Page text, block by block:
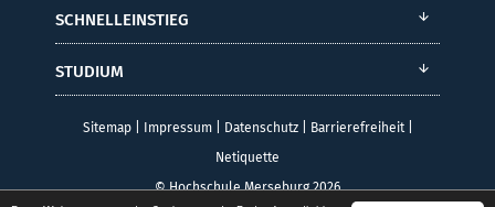
SCHNELLEINSTIEG
STUDIUM
Sitemap| Impressum| Datenschutz| Barrierefreiheit|
Netiquette
© Hochschule Merseburg 2026